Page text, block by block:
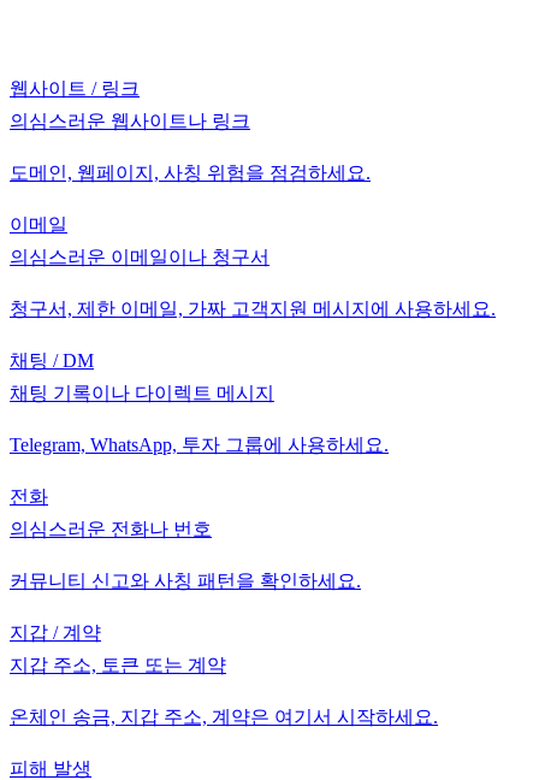
웹사이트 / 링크
의심스러운 웹사이트나 링크
도메인, 웹페이지, 사칭 위험을 점검하세요.
이메일
의심스러운 이메일이나 청구서
청구서, 제한 이메일, 가짜 고객지원 메시지에 사용하세요.
채팅 / DM
채팅 기록이나 다이렉트 메시지
Telegram, WhatsApp, 투자 그룹에 사용하세요.
전화
의심스러운 전화나 번호
커뮤니티 신고와 사칭 패턴을 확인하세요.
지갑 / 계약
지갑 주소, 토큰 또는 계약
온체인 송금, 지갑 주소, 계약은 여기서 시작하세요.
피해 발생